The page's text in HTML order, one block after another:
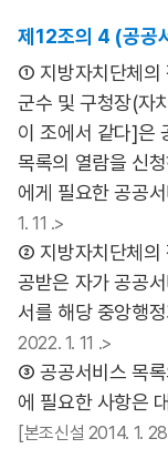
제12조의 4 (공공
① 지방자치단체의
군수 및 구청장(자
이 조에서 같다]은
목록의 열람을 신
에게 필요한 공공
1. 11 .>
② 지방자치단체의
공받은 자가 공공
서를 해당 중앙행
2022. 1. 11 .>
③ 공공서비스 목
에 필요한 사항은
[본조신설 2014. 1.